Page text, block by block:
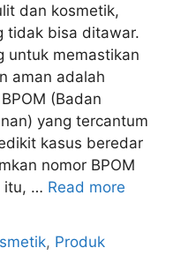
dan kosmetik,
tidak bisa ditawar.
untuk memastikan
aman adalah
(Badan
yang tercantum
kasus beredar
nomor BPOM
itu, … Read more
, Produk